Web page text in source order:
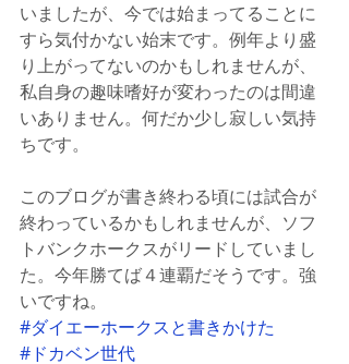
いましたが、今では始まってることに
すら気付かない始末です。例年より盛
り上がってないのかもしれませんが、
私自身の趣味嗜好が変わったのは間違
いありません。何だか少し寂しい気持
ちです。
このブログが書き終わる頃には試合が
終わっているかもしれませんが、ソフ
トバンクホークスがリードしていまし
た。今年勝てば４連覇だそうです。強
いですね。
#ダイエーホークスと書きかけた
#ドカベン世代